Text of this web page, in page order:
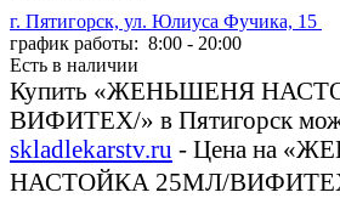
г. Пятигорск, ул. Юлиуса Фучика, 15
график работы: 8:00 - 20:00
Есть в наличии
Купить «ЖЕНЬШЕНЯ
ВИФИТЕХ/» в Пятигорск
skladlekarstv.ru - Цена на
НАСТОЙКА 25МЛ/